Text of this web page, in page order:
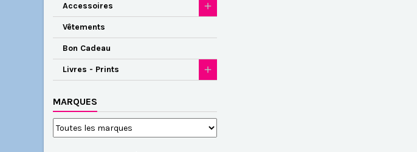
Accessoires
Vêtements
Bon Cadeau
Livres - Prints
MARQUES